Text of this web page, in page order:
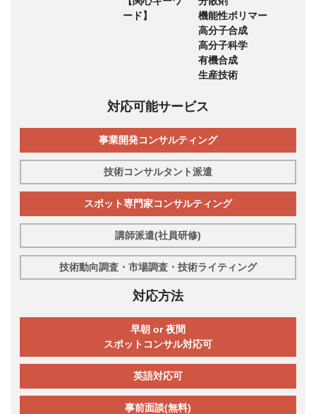
ード】
機能性ポリマー
高分子合成
高分子科学
有機合成
生産技術
対応可能サービス
事業開発コンサルティング
技術コンサルタント派遣
スポット専門家コンサルティング
講師派遣(社員研修)
技術動向調査・市場調査・技術ライティング
対応方法
早朝 or 夜間
スポットコンサル対応可
英語対応可
事前面談(無料)